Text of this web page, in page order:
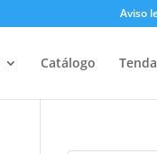
Aviso
Catálogo Tenda